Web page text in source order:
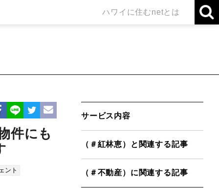
ハワイに住むnetとは
件にも
ント
サービス内容
（＃紅林恵）と関連する記事
（＃不動産）に関連する記事